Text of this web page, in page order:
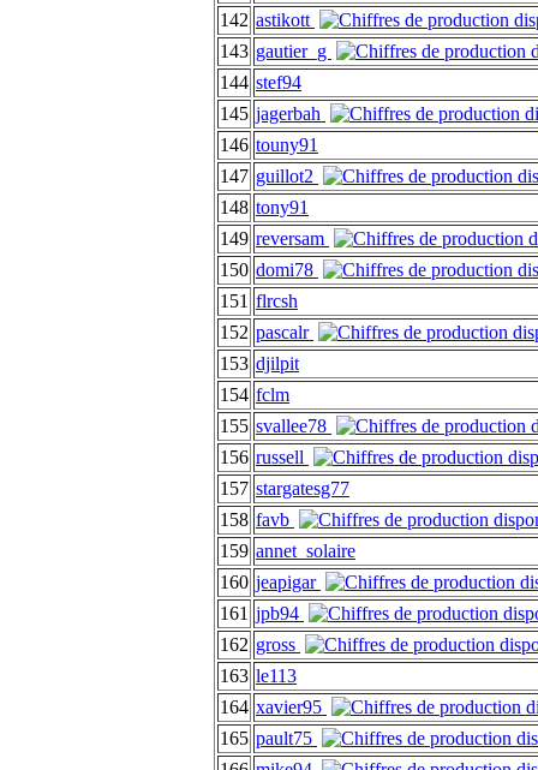
142 astikott
143 gautier_g
144 stef94
145 jagerbah
146 touny91
147 guillot2
148 tony91
149 reversam
150 domi78
151 flrcsh
152 pascalr
153 djilpit
154 fclm
155 svallee78
156 russell
157 stargatesg77
158 favb
159 annet_solaire
160 jeapigar
161 jpb94
162 gross
163 le113
164 xavier95
165 pault75